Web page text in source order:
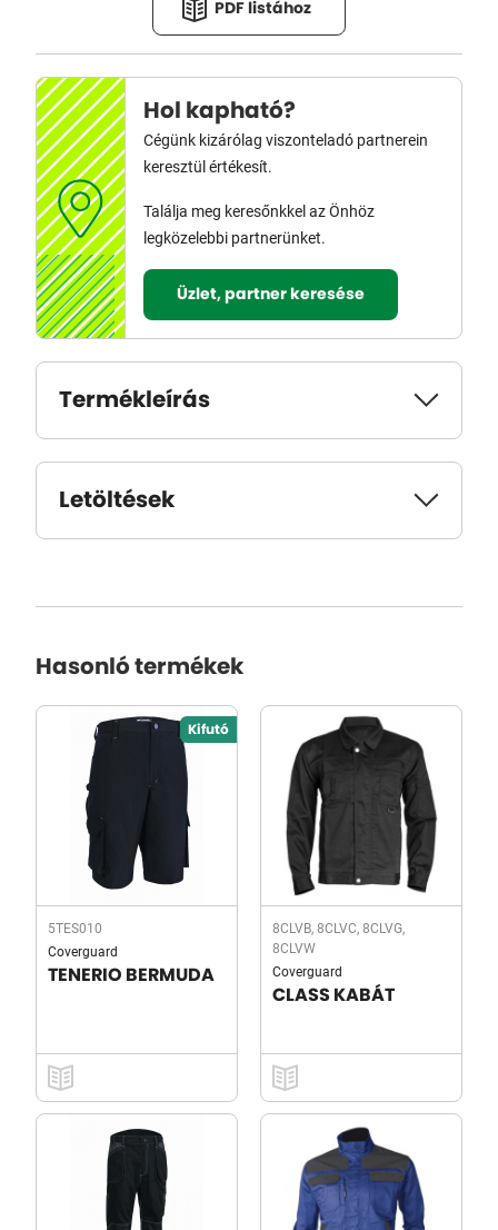
PDF listához
Hol kapható?
Cégünk kizárólag viszonteladó partnerein
keresztül értékesít.
Találja meg keresőnkkel az Önhöz
legközelebbi partnerünket.
Üzlet, partner keresése
Termékleírás
Letöltések
Hasonló termékek
Kifutó
5TES010
Coverguard
TENERIO BERMUDA
8CLVB, 8CLVC, 8CLVG,
8CLVW
Coverguard
CLASS KABÁT